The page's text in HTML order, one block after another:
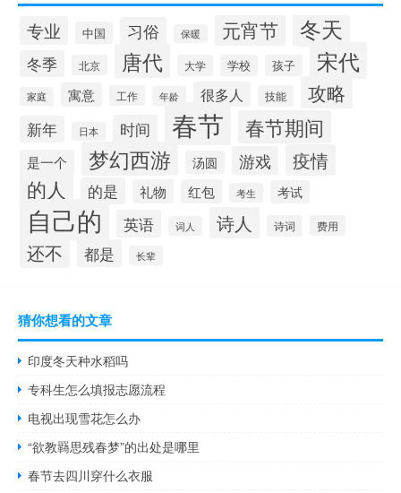
专业 中国 习俗 保暖 元宵节 冬天
冬季 北京 唐代 大学 学校 孩子 宋代
家庭 寓意 工作 年龄 很多人 技能 攻略
新年 日本 时间 春节 春节期间
是一个 梦幻西游 汤圆 游戏 疫情
的人 的是 礼物 红包 考生 考试
自己的 英语 词人 诗人 诗词 费用
还不 都是 长辈
猜你想看的文章
印度冬天种水稻吗
专科生怎么填报志愿流程
电视出现雪花怎么办
“欲教羇思残春梦”的出处是哪里
春节去四川穿什么衣服